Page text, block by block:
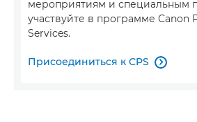
мероприятиям и специальным
участвуйте в программе Canon
Services.
Присоединиться к CPS 